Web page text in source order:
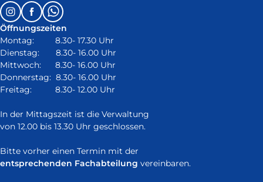
in
neuem
Fenster)
Follow
us
on:
InstagramFacebookWhatsapp
Öffnungszeiten
Montag: 8.30- 17.30 Uhr
Dienstag: 8.30- 16.00 Uhr
Mittwoch: 8.30- 16.00 Uhr
Donnerstag: 8.30- 16.00 Uhr
Freitag: 8.30- 12.00 Uhr
In der Mittagszeit ist die Verwaltung
von 12.00 bis 13.30 Uhr geschlossen.
Bitte vorher einen Termin mit der
entsprechenden Fachabteilung vereinbaren.